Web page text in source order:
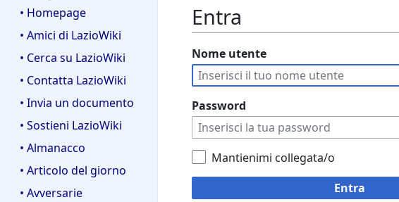
• Homepage
• Amici di LazioWiki
• Cerca su LazioWiki
• Contatta LazioWiki
• Invia un documento
• Sostieni LazioWiki
• Almanacco
• Articolo del giorno
• Avversarie
Entra
Nome utente
Password
Mantienimi collegata/o
Entra